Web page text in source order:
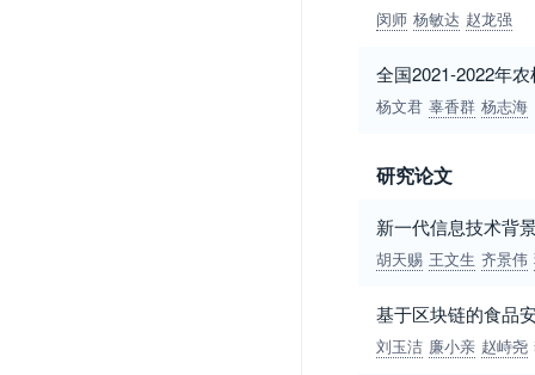
闵师 杨敏达 赵龙强
全国2021-2022年
杨文君 辜香群 杨志海
研究论文
新一代信息技术背
胡天赐 王文生 齐景伟
基于区块链的食品
刘玉洁 廉小亲 赵峙尧